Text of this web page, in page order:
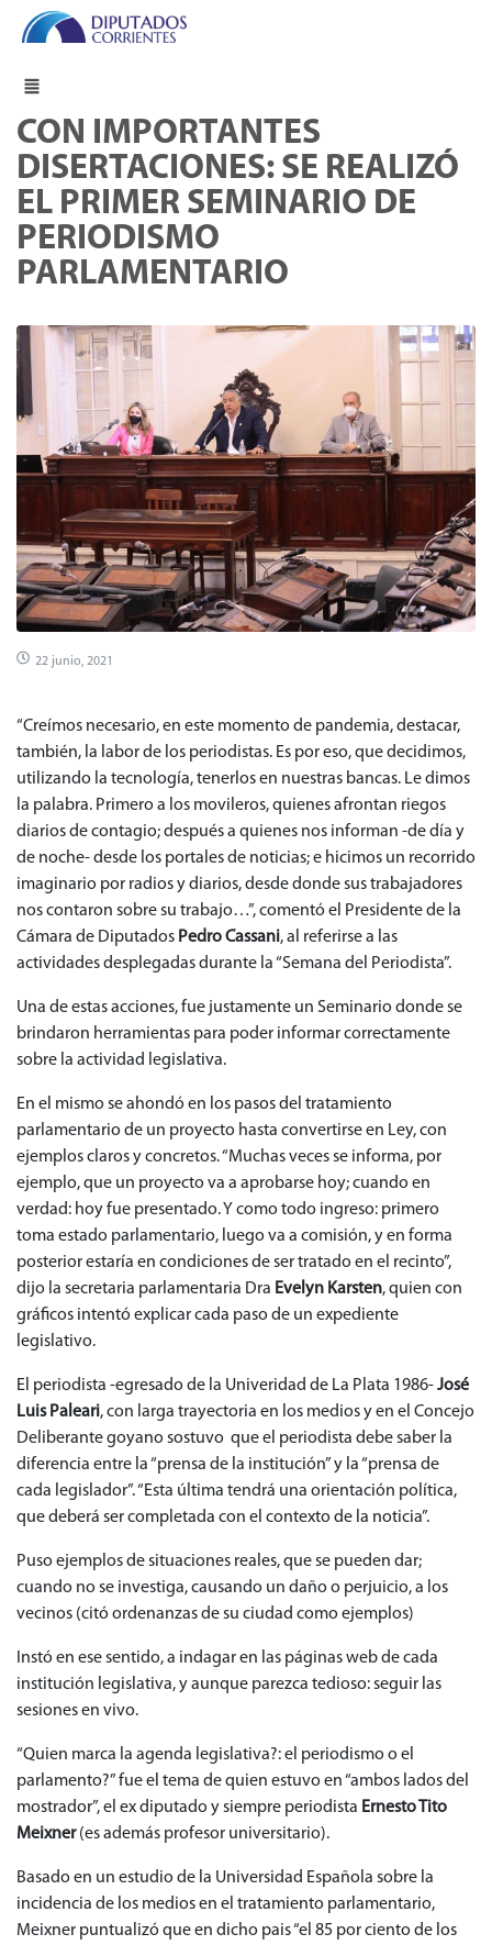
CON IMPORTANTES
DISERTACIONES: SE REALIZÓ
EL PRIMER SEMINARIO DE
PERIODISMO
PARLAMENTARIO
22 junio, 2021
“Creímos necesario, en este momento de pandemia, destacar,
también, la labor de los periodistas. Es por eso, que decidimos,
utilizando la tecnología, tenerlos en nuestras bancas. Le dimos
la palabra. Primero a los movileros, quienes afrontan riegos
diarios de contagio; después a quienes nos informan -de día y
de noche- desde los portales de noticias; e hicimos un recorrido
imaginario por radios y diarios, desde donde sus trabajadores
nos contaron sobre su trabajo…”, comentó el Presidente de la
Cámara de Diputados Pedro Cassani, al referirse a las
actividades desplegadas durante la “Semana del Periodista”.
Una de estas acciones, fue justamente un Seminario donde se
brindaron herramientas para poder informar correctamente
sobre la actividad legislativa.
En el mismo se ahondó en los pasos del tratamiento
parlamentario de un proyecto hasta convertirse en Ley, con
ejemplos claros y concretos. “Muchas veces se informa, por
ejemplo, que un proyecto va a aprobarse hoy; cuando en
verdad: hoy fue presentado. Y como todo ingreso: primero
toma estado parlamentario, luego va a comisión, y en forma
posterior estaría en condiciones de ser tratado en el recinto”,
dijo la secretaria parlamentaria Dra Evelyn Karsten, quien con
gráficos intentó explicar cada paso de un expediente
legislativo.
El periodista -egresado de la Univeridad de La Plata 1986-José
Luis Paleari, con larga trayectoria en los medios y en el Concejo
Deliberante goyano sostuvo que el periodista debe saber la
diferencia entre la “prensa de la institución” y la “prensa de
cada legislador”. “Esta última tendrá una orientación política,
que deberá ser completada con el contexto de la noticia”.
Puso ejemplos de situaciones reales, que se pueden dar;
cuando no se investiga, causando un daño o perjuicio, a los
vecinos (citó ordenanzas de su ciudad como ejemplos)
Instó en ese sentido, a indagar en las páginas web de cada
institución legislativa, y aunque parezca tedioso: seguir las
sesiones en vivo.
“Quien marca la agenda legislativa?: el periodismo o el
parlamento?” fue el tema de quien estuvo en “ambos lados del
mostrador”, el ex diputado y siempre periodista Ernesto Tito
Meixner(es además profesor universitario).
Basado en un estudio de la Universidad Española sobre la
incidencia de los medios en el tratamiento parlamentario,
Meixner puntualizó que en dicho pais “el 85 por ciento de los